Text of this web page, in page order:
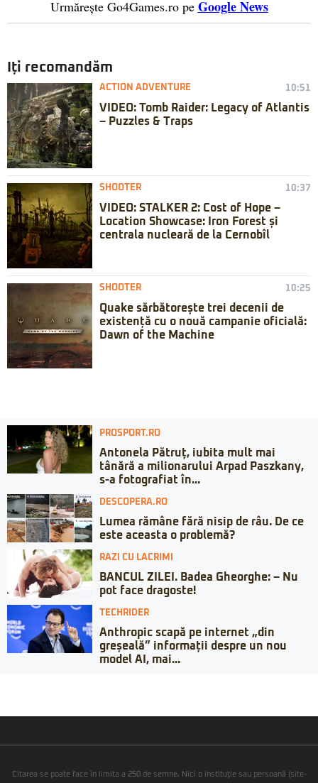
Urmărește Go4Games.ro pe Google News
Iți recomandăm
ACTION ADVENTURE 10:51
VIDEO: Tomb Raider: Legacy of Atlantis
– Puzzles & Traps
SHOOTER 10:37
VIDEO: STALKER 2: Cost of Hope –
Location Showcase: Iron Forest și
centrala nucleară de la Cernobîl
SHOOTER 10:25
Quake sărbătorește trei decenii de
existență cu o nouă campanie oficială:
Dawn of the Machine
PROSPORT.RO
Antonela Pătruț, iubita mult mai
tânără a milionarului Arpad Paszkany,
s-a fotografiat în...
DESCOPERA.RO
Lumea rămâne fără nisip de râu. De ce
este aceasta o problemă?
RAZI CU LACRIMI
BANCUL ZILEI. Badea Gheorghe: – Nu
pot face dragoste!
TECHRIDER
Anthropic scapă pe internet „din
greșeală” informații despre un nou
model AI, mai...
Citarea se poate face în limita a 250 de semne. Nici o instituţie sau persoană (site-